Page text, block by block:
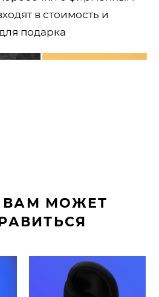
в стоимость и
подарка
ВАМ МОЖЕТ